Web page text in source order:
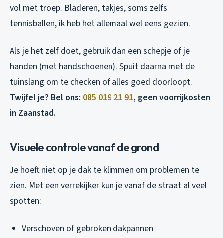
vol met troep. Bladeren, takjes, soms zelfs
tennisballen, ik heb het allemaal wel eens gezien.
Als je het zelf doet, gebruik dan een schepje of je
handen (met handschoenen). Spuit daarna met de
tuinslang om te checken of alles goed doorloopt.
Twijfel je? Bel ons: 085 019 21 91, geen voorrijkosten
in Zaanstad.
Visuele controle vanaf de grond
Je hoeft niet op je dak te klimmen om problemen te
zien. Met een verrekijker kun je vanaf de straat al veel
spotten:
Verschoven of gebroken dakpannen